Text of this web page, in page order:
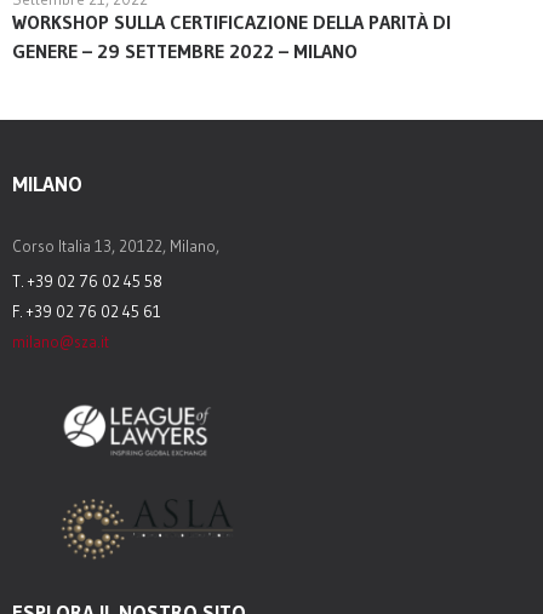
WORKSHOP SULLA CERTIFICAZIONE DELLA PARITÀ DI
GENERE – 29 SETTEMBRE 2022 – MILANO
MILANO
Corso Italia 13, 20122, Milano,
T. +39 02 76 02 45 58
F. +39 02 76 02 45 61
milano@sza.it